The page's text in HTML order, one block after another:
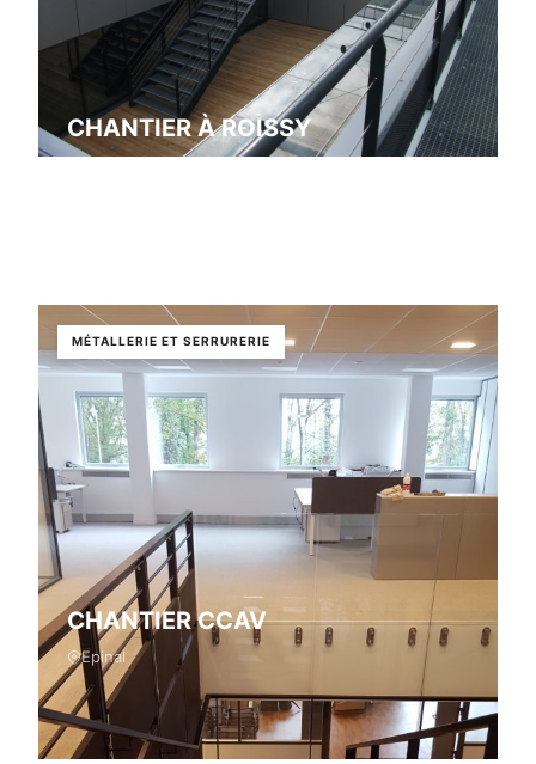
CHANTIER À ROISSY
MÉTALLERIE ET SERRURERIE
CHANTIER CCAV
Epinal